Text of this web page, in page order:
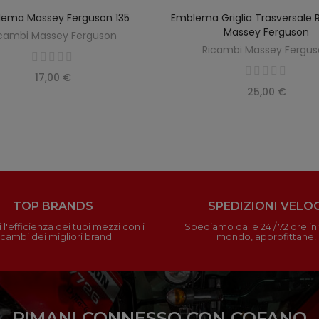
AGGIUNGI AL CARRELLO
Massey Ferguson 135
Massey Ferguson
17,00 €
AGGIUNGI AL
Emblema Griglia Trasversale
Massey Ferguson
Ricambi Massey
25,00 €
TOP BRANDS
l'efficienza dei tuoi mezzi con i
dei migliori brand
SPEDIZIONI
Spediamo dalle 24 / 72 ore
mondo, approfittane!